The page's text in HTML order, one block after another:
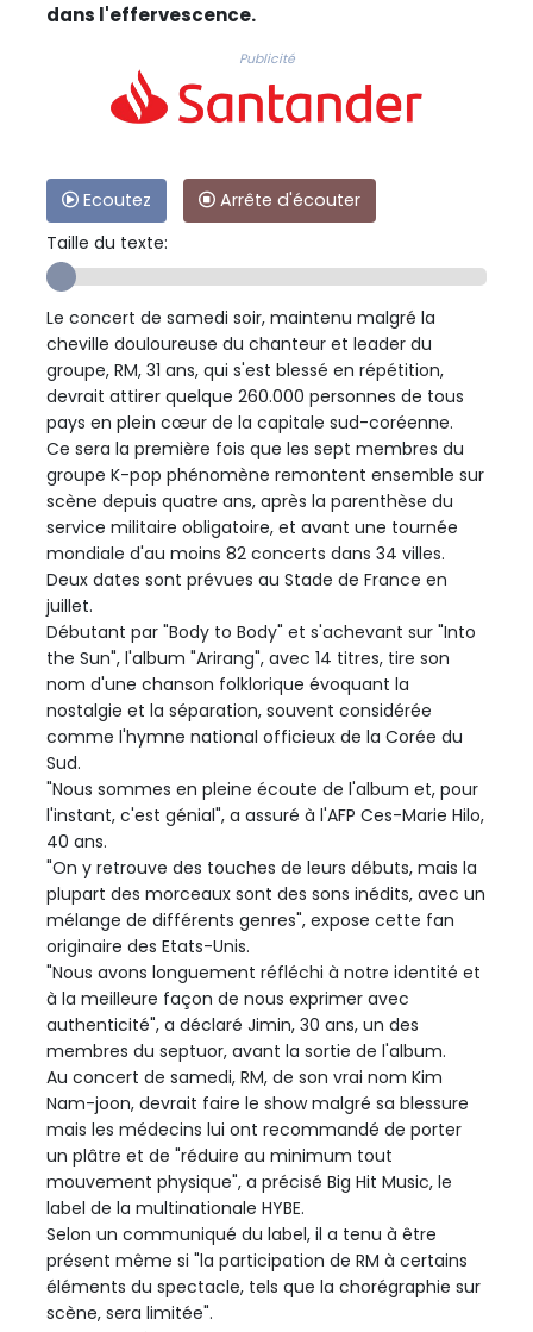
dans l'effervescence.
Publicité
Ecoutez
Arrête d'écouter
Taille du texte:
Le concert de samedi soir, maintenu malgré la
cheville douloureuse du chanteur et leader du
groupe, RM, 31 ans, qui s'est blessé en répétition,
devrait attirer quelque 260.000 personnes de tous
pays en plein cœur de la capitale sud-coréenne.
Ce sera la première fois que les sept membres du
groupe K-pop phénomène remontent ensemble sur
scène depuis quatre ans, après la parenthèse du
service militaire obligatoire, et avant une tournée
mondiale d'au moins 82 concerts dans 34 villes.
Deux dates sont prévues au Stade de France en
juillet.
Débutant par "Body to Body" et s'achevant sur "Into
the Sun", l'album "Arirang", avec 14 titres, tire son
nom d'une chanson folklorique évoquant la
nostalgie et la séparation, souvent considérée
comme l'hymne national officieux de la Corée du
Sud.
"Nous sommes en pleine écoute de l'album et, pour
l'instant, c'est génial", a assuré à l'AFP Ces-Marie Hilo,
40 ans.
"On y retrouve des touches de leurs débuts, mais la
plupart des morceaux sont des sons inédits, avec un
mélange de différents genres", expose cette fan
originaire des Etats-Unis.
"Nous avons longuement réfléchi à notre identité et
à la meilleure façon de nous exprimer avec
authenticité", a déclaré Jimin, 30 ans, un des
membres du septuor, avant la sortie de l'album.
Au concert de samedi, RM, de son vrai nom Kim
Nam-joon, devrait faire le show malgré sa blessure
mais les médecins lui ont recommandé de porter
un plâtre et de "réduire au minimum tout
mouvement physique", a précisé Big Hit Music, le
label de la multinationale HYBE.
Selon un communiqué du label, il a tenu à être
présent même si "la participation de RM à certains
éléments du spectacle, tels que la chorégraphie sur
scène, sera limitée".